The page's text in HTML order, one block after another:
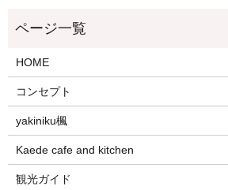
HOME
コンセプト
yakiniku楓
Kaede cafe and kitchen
観光ガイド